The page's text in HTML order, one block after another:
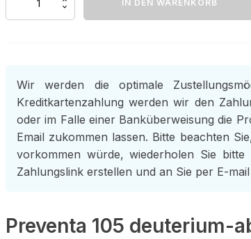
IN DEN WARENKORB
Wir werden die optimale
Kreditkartenzahlung werden wir den
oder im Falle einer Banküberweisung die
Email zukommen lassen. Bitte beachten
vorkommen würde, wiederholen Sie
Zahlungslink erstellen und an Sie per E-
Preventa 105 deuterium-